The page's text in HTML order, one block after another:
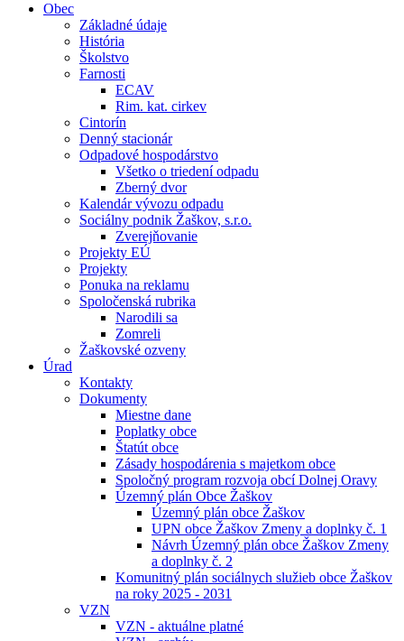
Obec
Základné údaje
História
Školstvo
Farnosti
ECAV
Rim. kat. cirkev
Cintorín
Denný stacionár
Odpadové hospodárstvo
Všetko o triedení odpadu
Zberný dvor
Kalendár vývozu odpadu
Sociálny podnik Žaškov, s.r.o.
Zverejňovanie
Projekty EÚ
Projekty
Ponuka na reklamu
Spoločenská rubrika
Narodili sa
Zomreli
Žaškovské ozveny
Úrad
Kontakty
Dokumenty
Miestne dane
Poplatky obce
Štatút obce
Zásady hospodárenia s majetkom obce
Spoločný program rozvoja obcí Dolnej Oravy
Územný plán Obce Žaškov
Územný plán obce Žaškov
UPN obce Žaškov Zmeny a doplnky č. 1
Návrh Územný plán obce Žaškov Zmeny
a doplnky č. 2
Komunitný plán sociálnych služieb obce Žaškov
na roky 2025 - 2031
VZN
VZN - aktuálne platné